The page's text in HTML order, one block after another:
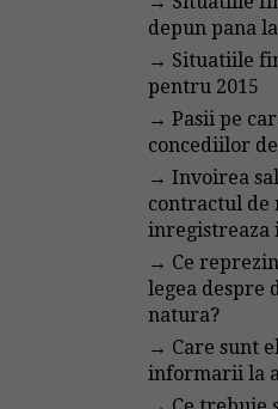
depun pana
→ Situatiile
pentru 2015
→Pasii pe
concediilor
→Invoirea
contractul de
inregistreaza
→ Ce
legea despre
natura?
→ Care sunt
informarii la